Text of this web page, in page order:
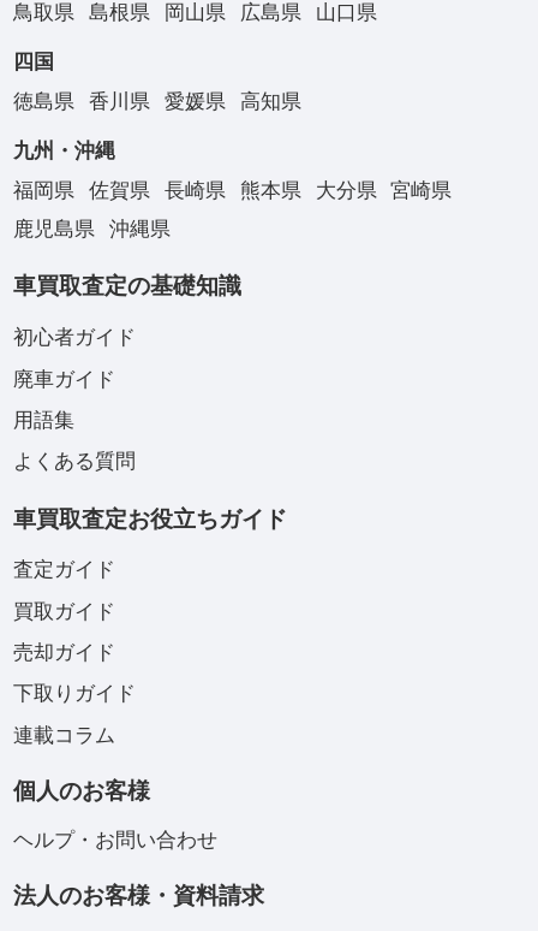
鳥取県
島根県 岡山県 広島県 山口県
四国
徳島県
香川県 愛媛県 高知県
九州・沖縄
福岡県
佐賀県 長崎県 熊本県 大分県
宮崎県
鹿児島県
沖縄県
車買取査定の基礎知識
初心者ガイド
廃車ガイド
用語集
よくある質問
車買取査定お役立ちガイド
査定ガイド
買取ガイド
売却ガイド
下取りガイド
連載コラム
個人のお客様
ヘルプ・お問い合わせ
法人のお客様・資料請求